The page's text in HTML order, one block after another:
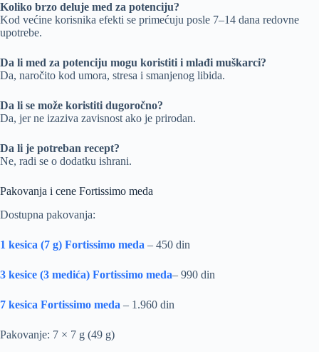
Koliko brzo deluje med za potenciju?
Kod većine korisnika efekti se primećuju posle 7–14 dana redovne
upotrebe.
Da li med za potenciju mogu koristiti i mlađi muškarci?
Da, naročito kod umora, stresa i smanjenog libida.
Da li se može koristiti dugoročno?
Da, jer ne izaziva zavisnost ako je prirodan.
Da li je potreban recept?
Ne, radi se o dodatku ishrani.
Pakovanja i cene Fortissimo meda
Dostupna pakovanja:
1 kesica (7 g) Fortissimo meda – 450 din
3 kesice (3 medića) Fortissimo meda– 990 din
7 kesica Fortissimo meda – 1.960 din
Pakovanje: 7 × 7 g (49 g)